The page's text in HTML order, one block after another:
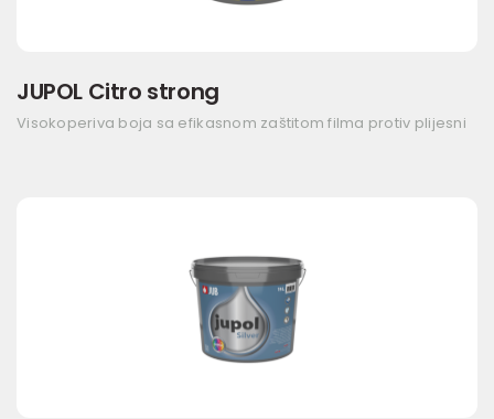
JUPOL Citro strong
Visokoperiva boja sa efikasnom zaštitom filma protiv plijesni